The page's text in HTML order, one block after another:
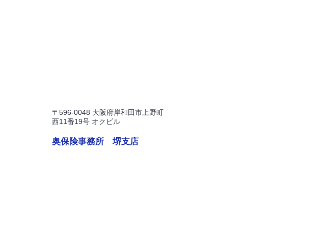
〒596-0048 大阪府岸和田市上野町
西11番19号 オクビル
奥保険事務所 堺支店